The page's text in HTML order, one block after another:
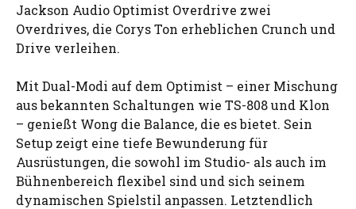
Jackson Audio Optimist Overdrive zwei
Overdrives, die Corys Ton erheblichen Crunch und
Drive verleihen.
Mit Dual-Modi auf dem Optimist – einer Mischung
aus bekannten Schaltungen wie TS-808 und Klon
– genießt Wong die Balance, die es bietet. Sein
Setup zeigt eine tiefe Bewunderung für
Ausrüstungen, die sowohl im Studio- als auch im
Bühnenbereich flexibel sind und sich seinem
dynamischen Spielstil anpassen. Letztendlich